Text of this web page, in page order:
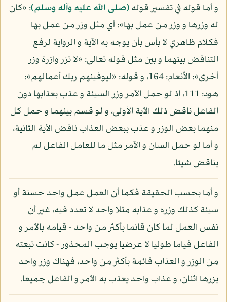
و أما قوله في تفسير قوله(صلى الله عليه وآله وسلم): «كان
له وزرها و وزر من عمل بها»: أي مثل وزر من عمل بها
فكلام ظاهري لا بأس بأن يوجه به الآية و الرواية لرفع
التناقض بينهما و بين مثل قوله تعالى: «لا تزر وازرة وزر
أخرى»: الأنعام: 164، و قوله: «ليوفينهم ربك أعمالهم»:
هود: 111، إذ لو حمل الآمر وزر السيئة و عذب بعذابها دون
الفاعل ناقض ذلك الآية الأولى، و لو قسم بينهما و حمل كل
منهما بعض الوزر و عذب ببعض العذاب ناقض الآية الثانية،
و أما لو حمل السان و الآمر مثل ما للعامل الفاعل لم
يناقض شيئا.
و أما بحسب الحقيقة فكما أن العمل عمل واحد حسنة أو
سيئة كذلك وزره و عذابه مثلا واحد لا تعدد فيه، غير أن
نفس العمل لما كان قائما بأكثر من واحد - قيامه بالآمر و
الفاعل قياما طوليا لا عرضيا يوجب المحذور - كانت تبعته
من الوزر و العذاب قائمة بأكثر من واحد، فهناك وزر واحد
يزرها اثنان، و عذاب واحد يعذب به الآمر و الفاعل جميعا.